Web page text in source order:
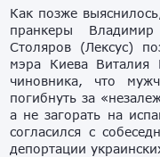
Как позже
пранкеры
Столяров (Лексус)
мэра Киева Виталия
чиновника, что
погибнуть за
а не загорать на
согласился с
депортации